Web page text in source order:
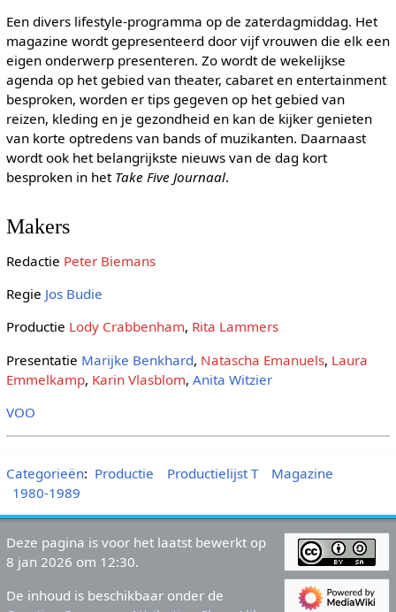
Een divers lifestyle-programma op de zaterdagmiddag. Het
magazine wordt gepresenteerd door vijf vrouwen die elk een
eigen onderwerp presenteren. Zo wordt de wekelijkse
agenda op het gebied van theater, cabaret en entertainment
besproken, worden er tips gegeven op het gebied van
reizen, kleding en je gezondheid en kan de kijker genieten
van korte optredens van bands of muzikanten. Daarnaast
wordt ook het belangrijkste nieuws van de dag kort
besproken in het Take Five Journaal.
Makers
Redactie Peter Biemans
Regie Jos Budie
Productie Lody Crabbenham, Rita Lammers
Presentatie Marijke Benkhard, Natascha Emanuels, Laura
Emmelkamp, Karin Vlasblom, Anita Witzier
VOO
Categorieën: Productie Productielijst T
Magazine
1980-1989
Deze pagina is voor het laatst bewerkt op
8 jan 2026 om 12:30.
De inhoud is beschikbaar onder de